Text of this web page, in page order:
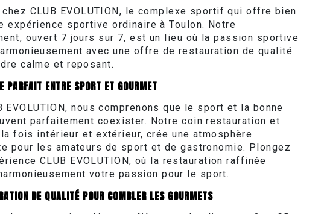
chez CLUB EVOLUTION, le complexe sportif qui offre bien
expérience sportive ordinaire à Toulon. Notre
ouvert 7 jours sur 7, est un lieu où la passion sportive
avec une offre de restauration de qualité
calme et reposant.
PARFAIT ENTRE SPORT ET GOURMET
EVOLUTION, nous comprenons que le sport et la bonne
parfaitement coexister. Notre coin restauration et
fois intérieur et extérieur, crée une atmosphère
pour les amateurs de sport et de gastronomie. Plongez
CLUB EVOLUTION, où la restauration raffinée
votre passion pour le sport.
DE QUALITÉ POUR COMBLER LES GOURMETS